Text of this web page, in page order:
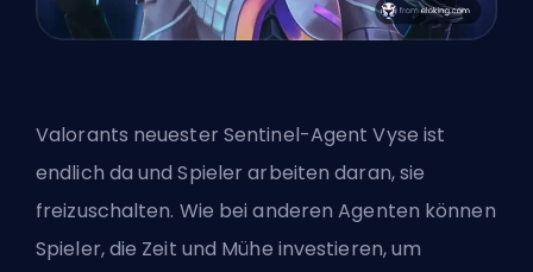
Valorants neuester Sentinel-Agent Vyse ist
endlich da und Spieler arbeiten daran, sie
freizuschalten. Wie bei anderen Agenten können
Spieler, die Zeit und Mühe investieren, um